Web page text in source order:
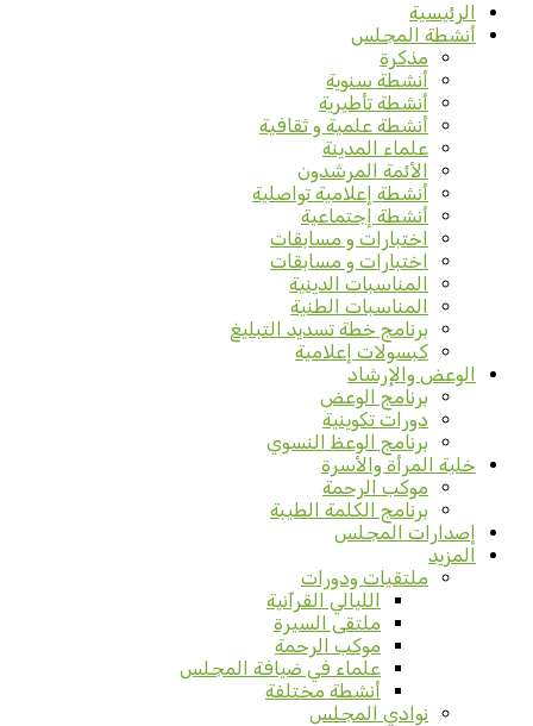
الرئيسية
أنشطة المجلس
مذكرة
أنشطة سنوية
أنشطة تأطيرية
أنشطة علمية و ثقافية
علماء المدينة
الأئمة المرشدون
أنشطة إعلامية تواصلية
أنشطة إجتماعية
اختبارات و مسابقات
اختبارات و مسابقات
المناسبات الدينية
المناسبات الطنية
برنامج خطة تسديد التبليغ
كبسولات إعلامية
الوعض والإرشاد
برنامج الوعض
دورات تكوينية
برنامج الوعظ النسوي
خلية المرأة والأسرة
موكب الرحمة
برنامج الكلمة الطيبة
إصدارات المجلس
المزيد
ملتقيات ودورات
الليالي القرآنية
ملتقى السيرة
موكب الرحمة
علماء في ضيافة المجلس
أنشطة مختلفة
نوادي المجلس